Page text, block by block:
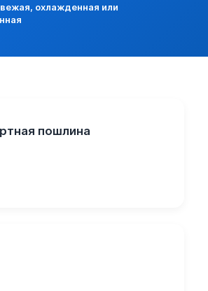
нет (базовая)
охлажденная или
пошлина